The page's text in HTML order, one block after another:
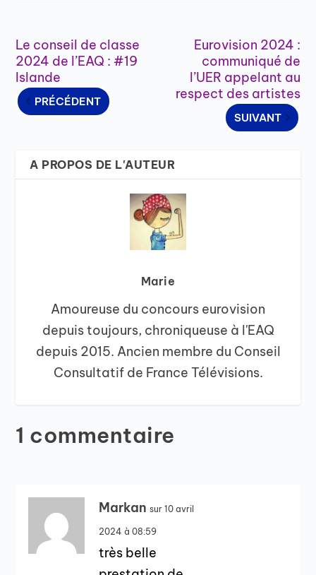
Le conseil de classe
2024 de l’EAQ : #19
Islande
PRÉCÉDENT
Eurovision 2024 :
communiqué de
l’UER appelant au
respect des artistes
SUIVANT
A PROPOS DE L'AUTEUR
Marie
Amoureuse du concours eurovision
depuis toujours, chroniqueuse à l'EAQ
depuis 2015. Ancien membre du Conseil
Consultatif de France Télévisions.
1 commentaire
Markan sur 10 avril
2024 à 08:59
très belle